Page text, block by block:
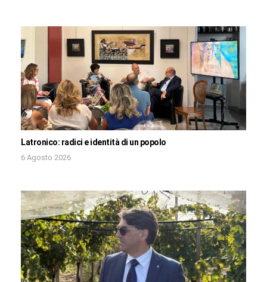
Latronico: radici e identità di un popolo
6 Agosto 2026